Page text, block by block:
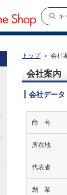
トップ＞ 会社
会社案内
会社データ
商 号
所在地
代表者
創 業